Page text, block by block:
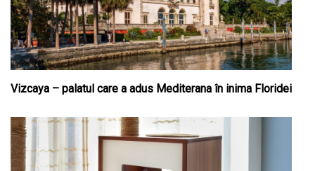
Vizcaya – palatul care a adus Mediterana în inima Floridei